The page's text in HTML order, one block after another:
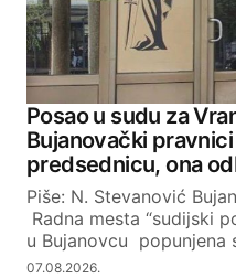
Posao u sudu za
Bujanovački
predsednicu, ona
Piše: N. Stevanović
Radna mesta “sudijski
u Bujanovcu popunjena
07.08.2026.